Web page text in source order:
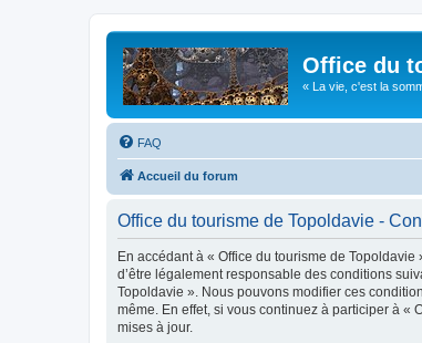
Office du
« La vie, c'est la
FAQ
Accueil du forum
Office du tourisme de Topoldavie -
En accédant à « Office du tourisme de
d’être légalement responsable des conditions
Topoldavie ». Nous pouvons modifier ces
même. En effet, si vous continuez à participer à «
mises à jour.